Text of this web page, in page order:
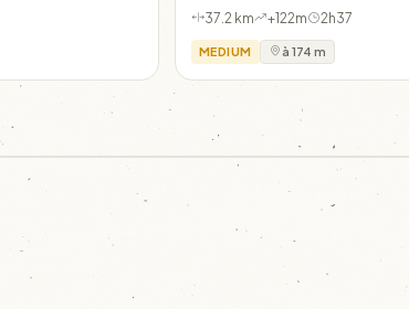
37.2 km +122m 2h37
MEDIUM à 174 m